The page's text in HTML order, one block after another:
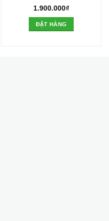
1.900.000₫
ĐẶT HÀNG